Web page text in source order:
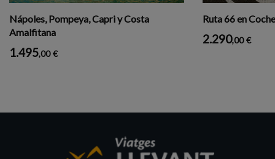
Nápoles, Pompeya, Capri y Costa
Amalfitana
1.495,00 €
Ruta 66 en
2.290,00 €